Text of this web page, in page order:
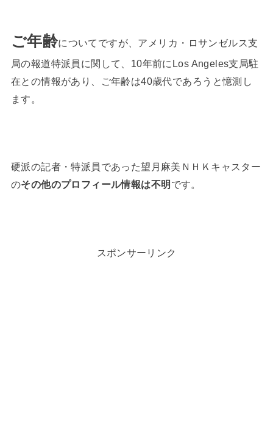
ご年齢についてですが、アメリカ・ロサンゼルス支
局の報道特派員に関して、10年前にLos Angeles支局駐
在との情報があり、ご年齢は40歳代であろうと憶測し
ます。
硬派の記者・特派員であった望月麻美ＮＨＫキャスター
のその他のプロフィール情報は不明 です。
スポンサーリンク